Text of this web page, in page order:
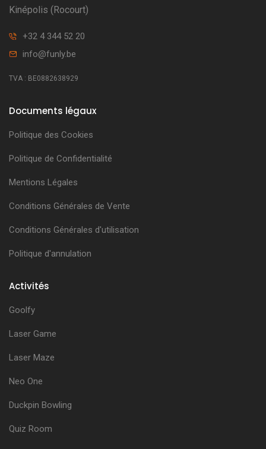
Kinépolis (Rocourt)
+32 4 344 52 20
info@funly.be
TVA : BE0882638929
Documents légaux
Politique des Cookies
Politique de Confidentialité
Mentions Légales
Conditions Générales de Vente
Conditions Générales d'utilisation
Politique d'annulation
Activités
Goolfy
Laser Game
Laser Maze
Neo One
Duckpin Bowling
Quiz Room